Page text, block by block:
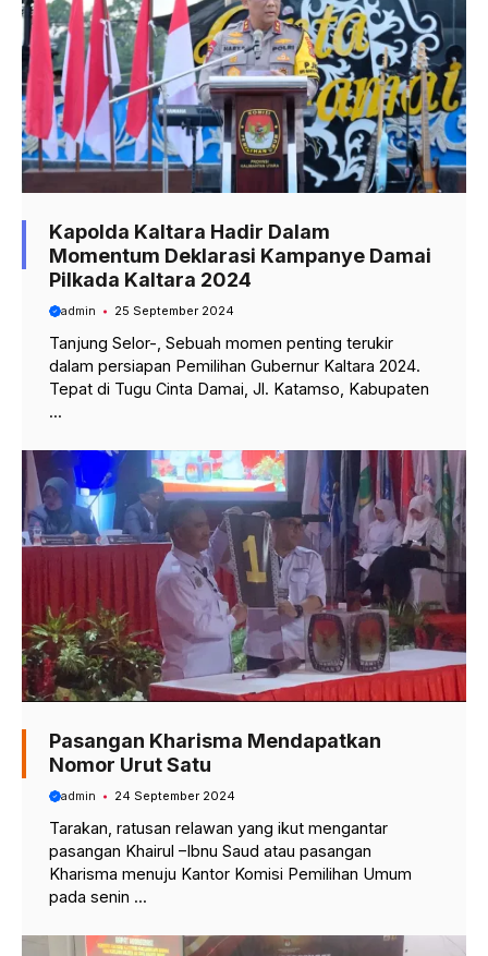
Kapolda Kaltara Hadir Dalam
Momentum Deklarasi Kampanye Damai
Pilkada Kaltara 2024
admin 25 September 2024
Tanjung Selor-, Sebuah momen penting terukir
dalam persiapan Pemilihan Gubernur Kaltara 2024.
Tepat di Tugu Cinta Damai, Jl. Katamso, Kabupaten
...
Pasangan Kharisma Mendapatkan
Nomor Urut Satu
admin 24 September 2024
Tarakan, ratusan relawan yang ikut mengantar
pasangan Khairul –Ibnu Saud atau pasangan
Kharisma menuju Kantor Komisi Pemilihan Umum
pada senin ...